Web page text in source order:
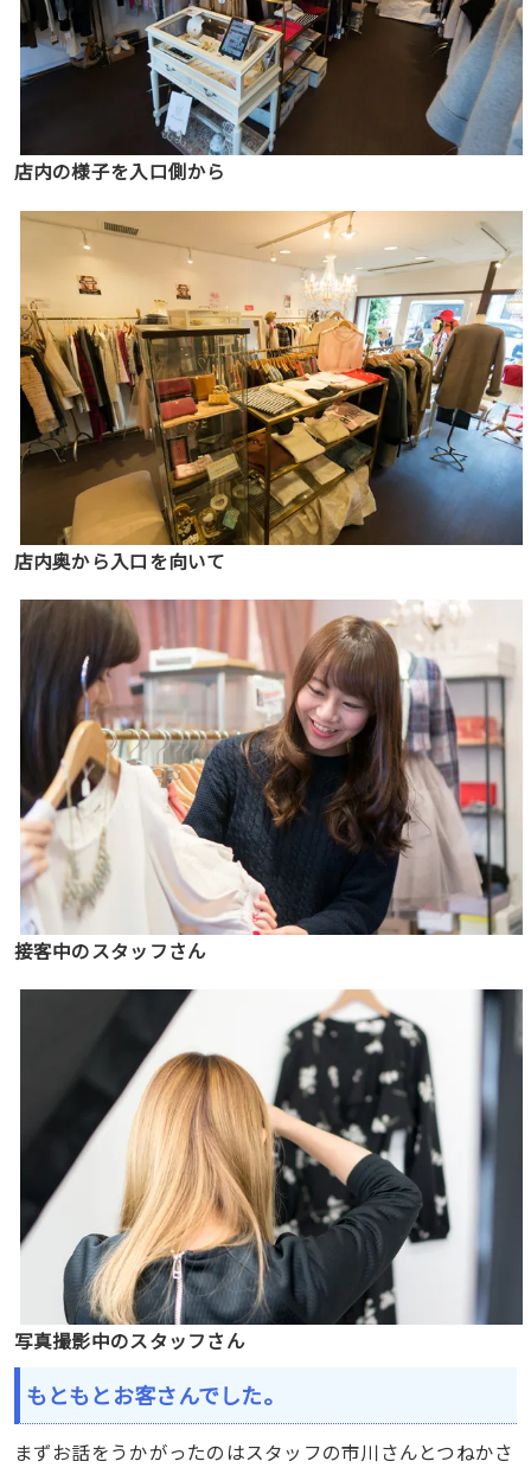
店内の様子を入口側から
店内奥から入口を向いて
接客中のスタッフさん
写真撮影中のスタッフさん
もともとお客さんでした。
まずお話をうかがったのはスタッフの市川さんとつねかさ